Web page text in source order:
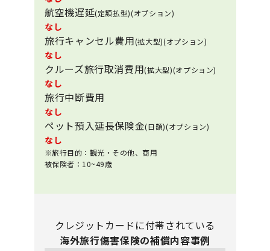
航空機遅延(定額払型)(オプション)
なし
旅行キャンセル費用(拡大型)(オプション)
なし
クルーズ旅行取消費用(拡大型)(オプション)
なし
旅行中断費用
なし
ペット預入延長保険金(日額)(オプション)
なし
※旅行目的：観光・その他、商用
被保険者：10~49歳
クレジットカードに付帯されている
海外旅行傷害保険の補償内容事例